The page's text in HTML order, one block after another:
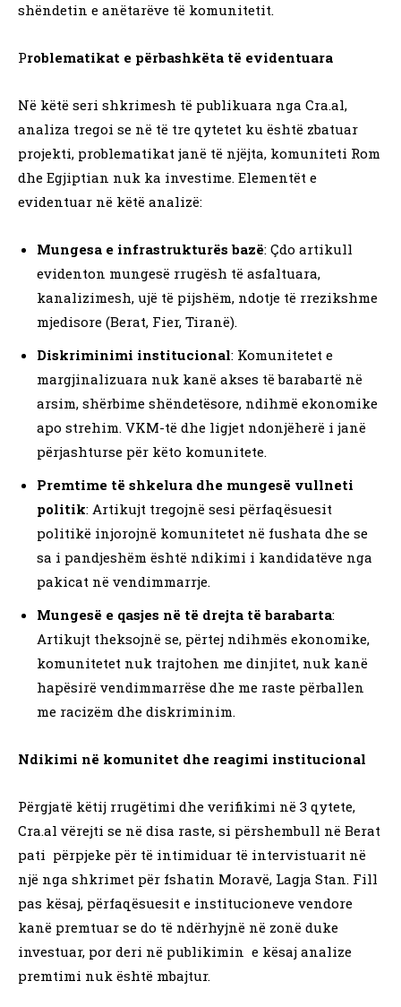
shëndetin e anëtarëve të komunitetit.
Problematikat e përbashkëta të evidentuara
Në këtë seri shkrimesh të publikuara nga Cra.al,
analiza tregoi se në të tre qytetet ku është zbatuar
projekti, problematikat janë të njëjta, komuniteti Rom
dhe Egjiptian nuk ka investime. Elementët e
evidentuar në këtë analizë:
Mungesa e infrastrukturës bazë: Çdo artikull
evidenton mungesë rrugësh të asfaltuara,
kanalizimesh, ujë të pijshëm, ndotje të rrezikshme
mjedisore (Berat, Fier, Tiranë).
Diskriminimi institucional: Komunitetet e
margjinalizuara nuk kanë akses të barabartë në
arsim, shërbime shëndetësore, ndihmë ekonomike
apo strehim. VKM-të dhe ligjet ndonjëherë i janë
përjashturse për këto komunitete.
Premtime të shkelura dhe mungesë vullneti
politik: Artikujt tregojnë sesi përfaqësuesit
politikë injorojnë komunitetet në fushata dhe se
sa i pandjeshëm është ndikimi i kandidatëve nga
pakicat në vendimmarrje.
Mungesë e qasjes në të drejta të barabarta:
Artikujt theksojnë se, përtej ndihmës ekonomike,
komunitetet nuk trajtohen me dinjitet, nuk kanë
hapësirë vendimmarrëse dhe me raste përballen
me racizëm dhe diskriminim.
Ndikimi në komunitet dhe reagimi institucional
Përgjatë këtij rrugëtimi dhe verifikimi në 3 qytete,
Cra.al vërejti se në disa raste, si përshembull në Berat
pati përpjeke për të intimiduar të intervistuarit në
një nga shkrimet për fshatin Moravë, Lagja Stan. Fill
pas kësaj, përfaqësuesit e institucioneve vendore
kanë premtuar se do të ndërhyjnë në zonë duke
investuar, por deri në publikimin e kësaj analize
premtimi nuk është mbajtur.